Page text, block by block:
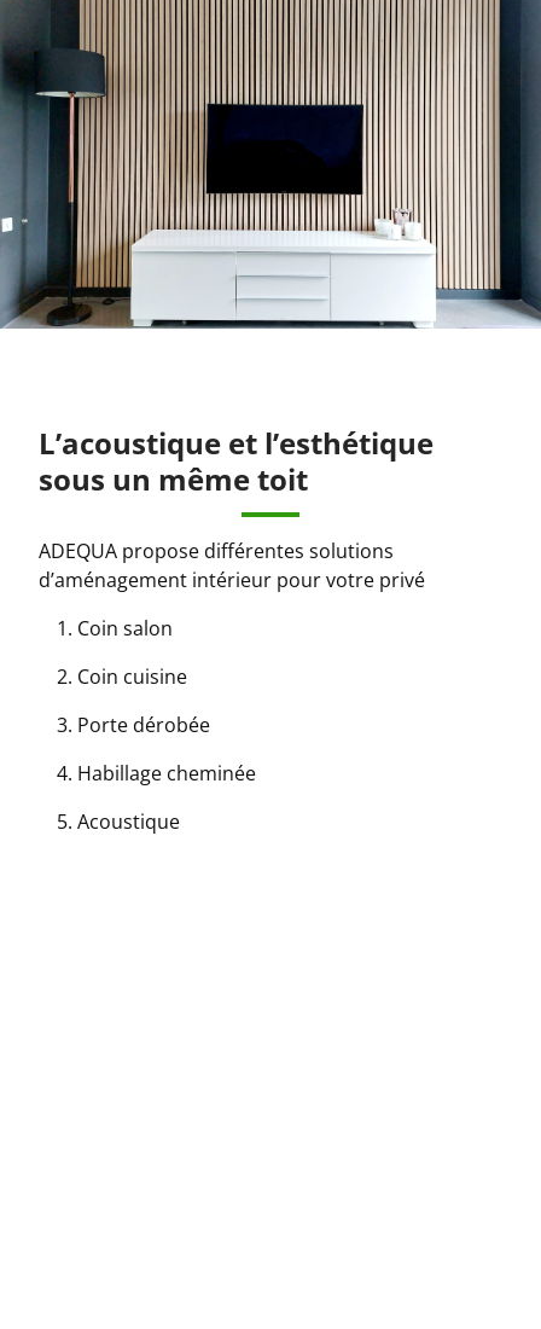
L’acoustique et l’esthétique
sous un même toit
ADEQUA propose différentes solutions
d’aménagement intérieur pour votre privé
Coin salon
Coin cuisine
Porte dérobée
Habillage cheminée
Acoustique